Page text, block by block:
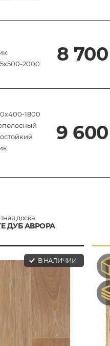
2000 8 700
1800
9 600
доска
ДУБ АВРОРА
В НАЛИЧИИ